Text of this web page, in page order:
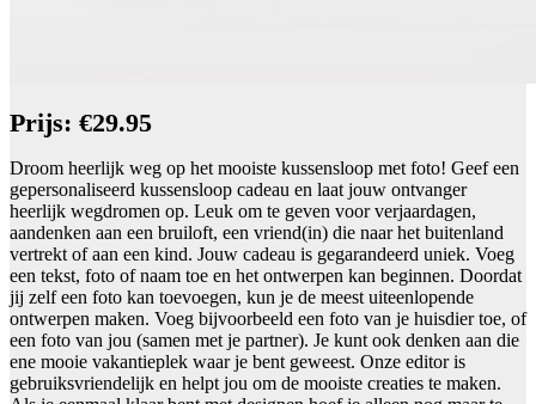
Prijs: €29.95
Droom heerlijk weg op het mooiste kussensloop met foto! Geef een
gepersonaliseerd kussensloop cadeau en laat jouw ontvanger
heerlijk wegdromen op. Leuk om te geven voor verjaardagen,
aandenken aan een bruiloft, een vriend(in) die naar het buitenland
vertrekt of aan een kind. Jouw cadeau is gegarandeerd uniek. Voeg
een tekst, foto of naam toe en het ontwerpen kan beginnen. Doordat
jij zelf een foto kan toevoegen, kun je de meest uiteenlopende
ontwerpen maken. Voeg bijvoorbeeld een foto van je huisdier toe, of
een foto van jou (samen met je partner). Je kunt ook denken aan die
ene mooie vakantieplek waar je bent geweest. Onze editor is
gebruiksvriendelijk en helpt jou om de mooiste creaties te maken.